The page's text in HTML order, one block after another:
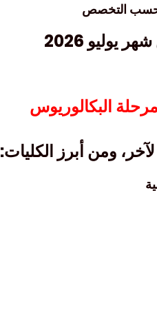
حسب التخصص
البكالوريوس
ومن أبرز الكليات: